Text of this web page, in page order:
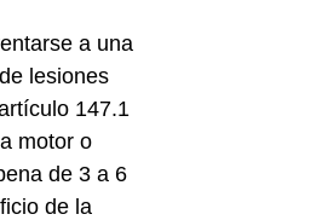
a una
lesiones
147.1
motor o
de 3 a 6
de la